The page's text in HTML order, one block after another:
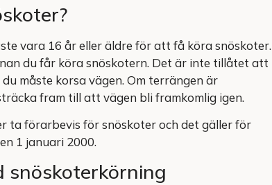
vara 16 år eller äldre för att få köra snöskoter.
du får köra snöskotern. Det är inte tillåtet att
måste korsa vägen. Om terrängen är
fram till att vägen bli framkomlig igen.
ta förarbevis för snöskoter och det gäller för
1 januari 2000.